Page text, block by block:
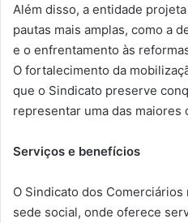
Além disso, a entidade
pautas mais amplas, como a
e o enfrentamento às
O fortalecimento da
que o Sindicato preserve
representar uma das maiores
Serviços e benefícios
O Sindicato dos
sede social, onde oferece